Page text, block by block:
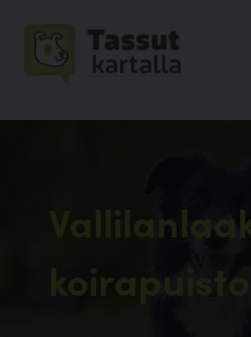
koirapuisto